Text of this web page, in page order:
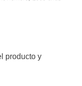
producto y